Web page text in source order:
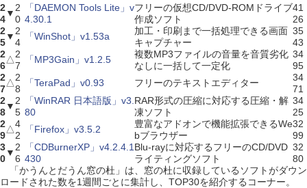
2
4
▼ 2
0
「DAEMON Tools Lite」v
4.30.1
フリーの仮想CD/DVD-ROMドライブ
作成ソフト
41
26
2
5
▼ 2
4
「WinShot」v1.53a
加工・印刷まで一括処理できる画面
キャプチャー
35
43
2
6
△2
7
「MP3Gain」v1.2.5
複数MP3ファイルの音量を音質劣化
なしに一括して一定化
34
95
2
7
△2
8
「TeraPad」v0.93 フリーのテキストエディター
34
71
2
8
▼ 2
5
「WinRAR 日本語版」v3.
80
RAR形式の圧縮に対応する圧縮・解
凍ソフト
34
25
2
9
△4
2
「Firefox」v3.5.2
豊富なアドオンで機能拡張できるWe
bブラウザー
32
99
3
0
▼ 2
6
「CDBurnerXP」v4.2.4.1
430
Blu-rayに対応するフリーのCD/DVD
ライティングソフト
32
80
「かうんとだうん窓の杜」は、窓の杜に収録しているソフトがダウン
ロードされた数を1週間ごとに集計し、TOP30を紹介するコーナー。